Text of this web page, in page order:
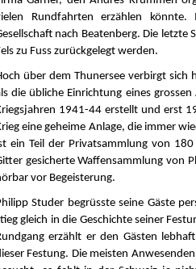
Rundfahrten erzählen
nach Beatenberg. Die letzte
zu Fuss zurückgelegt werden.
über dem Thunersee verbirgt
die übliche Einrichtung eines
1941-44 erstellt und erst
eine geheime Anlage, die immer
ein Teil der Privatsammlung von
gesicherte Waffensammlung von
vor Begeisterung.
Studer begrüsste seine Gäste
gleich in die Geschichte seiner
erzählt er den Gästen
Festung. Die meisten